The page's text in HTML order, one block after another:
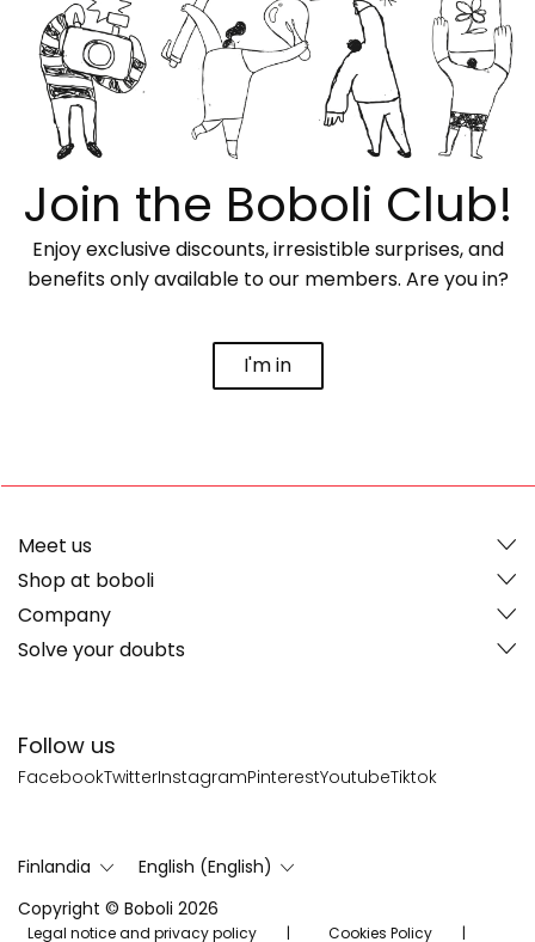
Join the Boboli Club!
Enjoy exclusive discounts, irresistible surprises, and
benefits only available to our members. Are you in?
I'm in
Follow us
FacebookTwitterInstagramPinterestYoutubeTiktok
Meet us
Shop at boboli
Company
Solve your doubts
Finlandia
English (English)
Copyright © Boboli 2026
Legal notice and privacy policy Cookies Policy